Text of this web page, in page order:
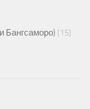
Бангсаморо) (15)